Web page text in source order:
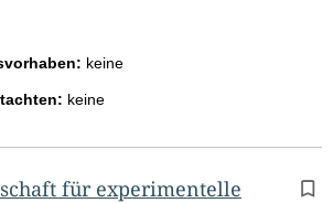
keine
keine
für experimentelle